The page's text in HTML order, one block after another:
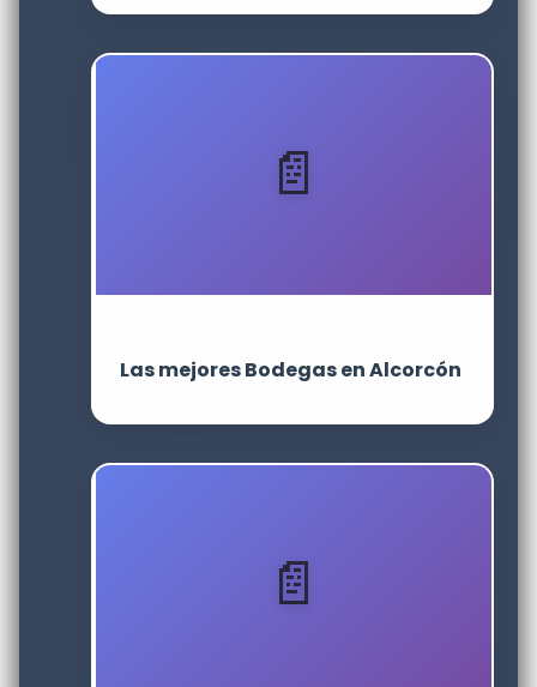
Las mejores Bodegas en Alcorcón